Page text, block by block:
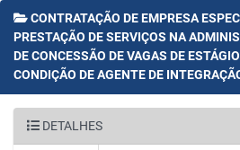
CONTRATAÇÃO DE EMPRESA
PRESTAÇÃO DE SERVIÇOS NA
DE CONCESSÃO DE VAGAS DE
CONDIÇÃO DE AGENTE DE
DETALHES